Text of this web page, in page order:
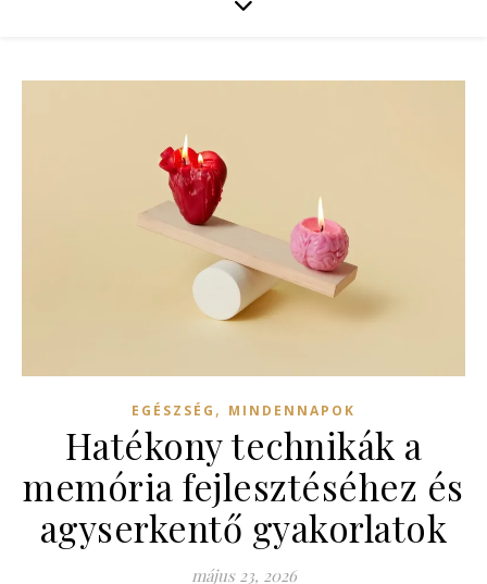
EGÉSZSÉG , MINDENNAPOK
Hatékony technikák a
memória fejlesztéséhez és
agyserkentő gyakorlatok
május 23, 2026